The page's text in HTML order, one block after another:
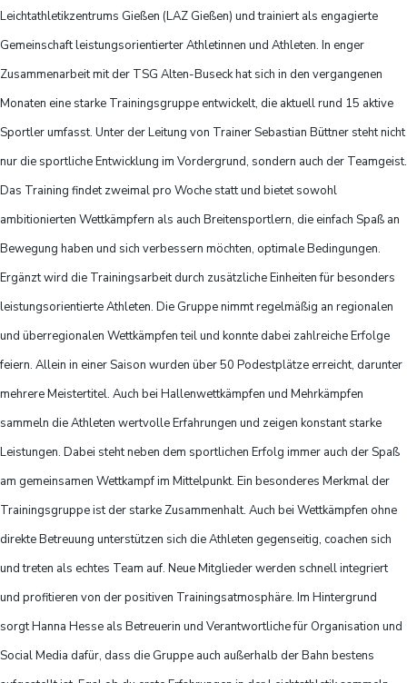
Leichtathletikzentrums Gießen (LAZ Gießen) und trainiert als engagierte
Gemeinschaft leistungsorientierter Athletinnen und Athleten. In enger
Zusammenarbeit mit der TSG Alten-Buseck hat sich in den vergangenen
Monaten eine starke Trainingsgruppe entwickelt, die aktuell rund 15 aktive
Sportler umfasst. Unter der Leitung von Trainer Sebastian Büttner steht nicht
nur die sportliche Entwicklung im Vordergrund, sondern auch der Teamgeist.
Das Training findet zweimal pro Woche statt und bietet sowohl
ambitionierten Wettkämpfern als auch Breitensportlern, die einfach Spaß an
Bewegung haben und sich verbessern möchten, optimale Bedingungen.
Ergänzt wird die Trainingsarbeit durch zusätzliche Einheiten für besonders
leistungsorientierte Athleten. Die Gruppe nimmt regelmäßig an regionalen
und überregionalen Wettkämpfen teil und konnte dabei zahlreiche Erfolge
feiern. Allein in einer Saison wurden über 50 Podestplätze erreicht, darunter
mehrere Meistertitel. Auch bei Hallenwettkämpfen und Mehrkämpfen
sammeln die Athleten wertvolle Erfahrungen und zeigen konstant starke
Leistungen. Dabei steht neben dem sportlichen Erfolg immer auch der Spaß
am gemeinsamen Wettkampf im Mittelpunkt. Ein besonderes Merkmal der
Trainingsgruppe ist der starke Zusammenhalt. Auch bei Wettkämpfen ohne
direkte Betreuung unterstützen sich die Athleten gegenseitig, coachen sich
und treten als echtes Team auf. Neue Mitglieder werden schnell integriert
und profitieren von der positiven Trainingsatmosphäre. Im Hintergrund
sorgt Hanna Hesse als Betreuerin und Verantwortliche für Organisation und
Social Media dafür, dass die Gruppe auch außerhalb der Bahn bestens